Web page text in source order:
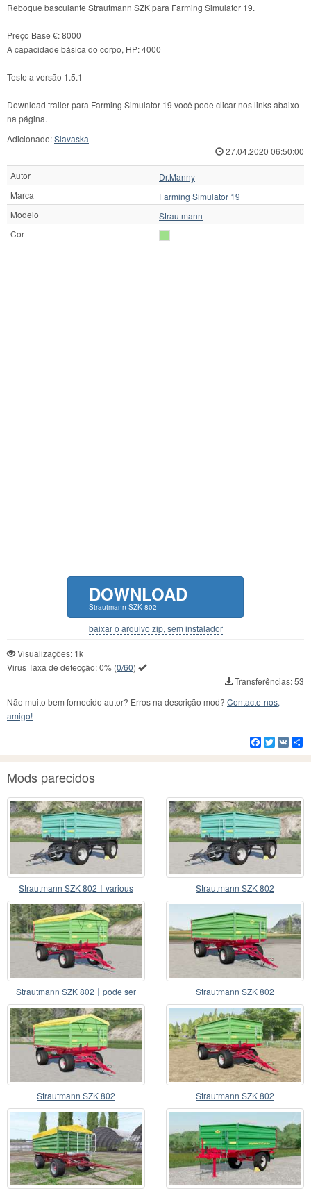
Reboque basculante Strautmann SZK para Farming Simulator 19.
Preço Base €: 8000
A capacidade básica do corpo, HP: 4000
Teste a versão 1.5.1
Download trailer para Farming Simulator 19 você pode clicar nos links abaixo
na página.
Adicionado:Slavaska
27.04.2020 06:50:00
Autor
Dr.Manny
Marca
Farming Simulator 19
Modelo
Strautmann
Cor
DOWNLOAD
Strautmann SZK 802
baixar o arquivo zip, sem instalador
Visualizações: 1k
Virus Taxa de detecção:0% (0/60)
Transferências: 53
Não muito bem fornecido autor? Erros na descrição mod? Contacte-nos,
amigo!
Facebook
Twitter
VK
Mods parecidos
Strautmann SZK 802〡various
marcas selecionáveis
Strautmann SZK 802
Strautmann SZK 802〡pode ser
usado como uma plata
Strautmann SZK 802
Strautmann SZK 802 Strautmann SZK 802